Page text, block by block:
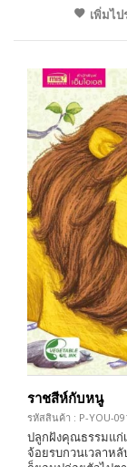
เพิ่มไ
ราชสีห์กับหนู
รหัสสินค้า : P-YOU-
ปลูกฝังคุณธรรมแก่
จ้อยรบกวนเวลาห